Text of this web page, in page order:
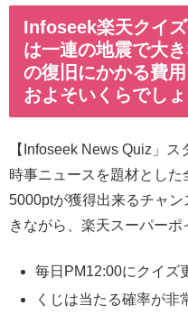
Infoseek楽天クイ
は一連の地震で大
の復旧にかかる費
およそいくらでしょ
【Infoseek News Quiz」ス
時事ニュースを題材とし
5000ptが獲得出来るチャ
きながら、楽天スーパーポ
毎日PM12:00にクイズ
くじは当たる確率が非